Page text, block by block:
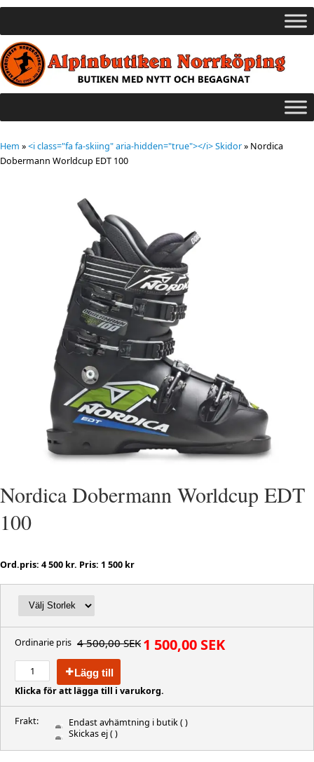
Hem »<i class="fa fa-skiing" aria-hidden="true"></i> Skidor» Nordica
Dobermann Worldcup EDT 100
Nordica Dobermann Worldcup EDT
100
Ord.pris: 4 500 kr. Pris: 1 500 kr
Ordinarie pris 4 500,00 SEK 1 500,00 SEK
Lägg till
Klicka för att lägga till i varukorg.
Frakt: Endast avhämtning i butik( )
Skickas ej( )